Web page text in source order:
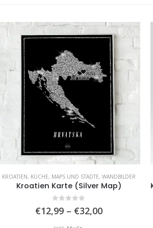
KROATIEN, KÜCHE, MAPS UND STÄDTE, WANDBILDER
Kroatien Karte (Silver Map)
€12,99 – €32,00Preisspanne: